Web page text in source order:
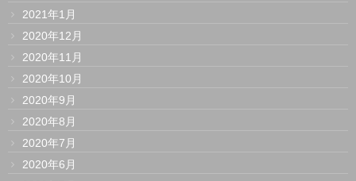
2021年1月
2020年12月
2020年11月
2020年10月
2020年9月
2020年8月
2020年7月
2020年6月